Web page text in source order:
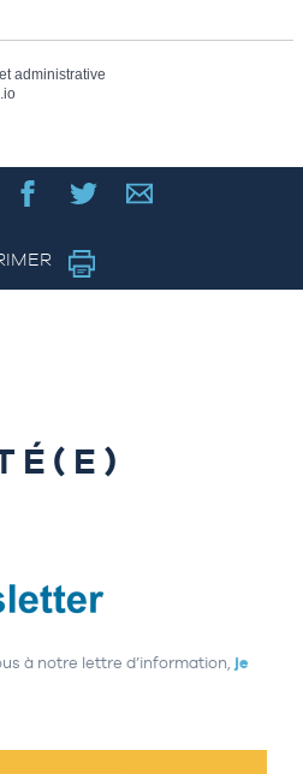
administrative
à notre lettre d’information, je